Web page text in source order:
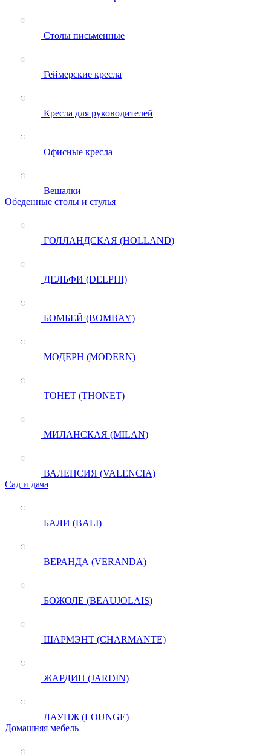
Столы письменные
Геймерские кресла
Кресла для руководителей
Офисные кресла
Вешалки
Обеденные столы и стулья
ГОЛЛАНДСКАЯ (HOLLAND)
ДЕЛЬФИ (DELPHI)
БОМБЕЙ (BOMBAY)
МОДЕРН (MODERN)
ТОНЕТ (THONET)
МИЛАНСКАЯ (MILAN)
ВАЛЕНСИЯ (VALENCIA)
Сад и дача
БАЛИ (BALI)
ВЕРАНДА (VERANDA)
БОЖОЛЕ (BEAUJOLAIS)
ШАРМЭНТ (CHARMANTE)
ЖАРДИН (JARDIN)
ЛАУНЖ (LOUNGE)
Домашняя мебель